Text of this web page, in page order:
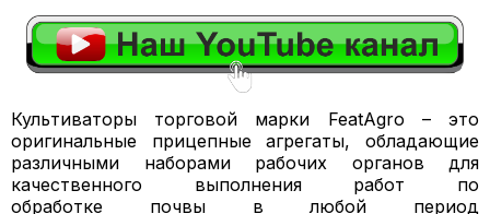
Культиваторы торговой марки FeatAgro – это
оригинальные прицепные агрегаты, обладающие
различными наборами рабочих органов для
качественного выполнения работ по
обработке почвы в любой период